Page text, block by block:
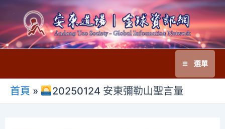
至
主
Main
選單
首頁 » 20250124 安東彌勒山聖言量